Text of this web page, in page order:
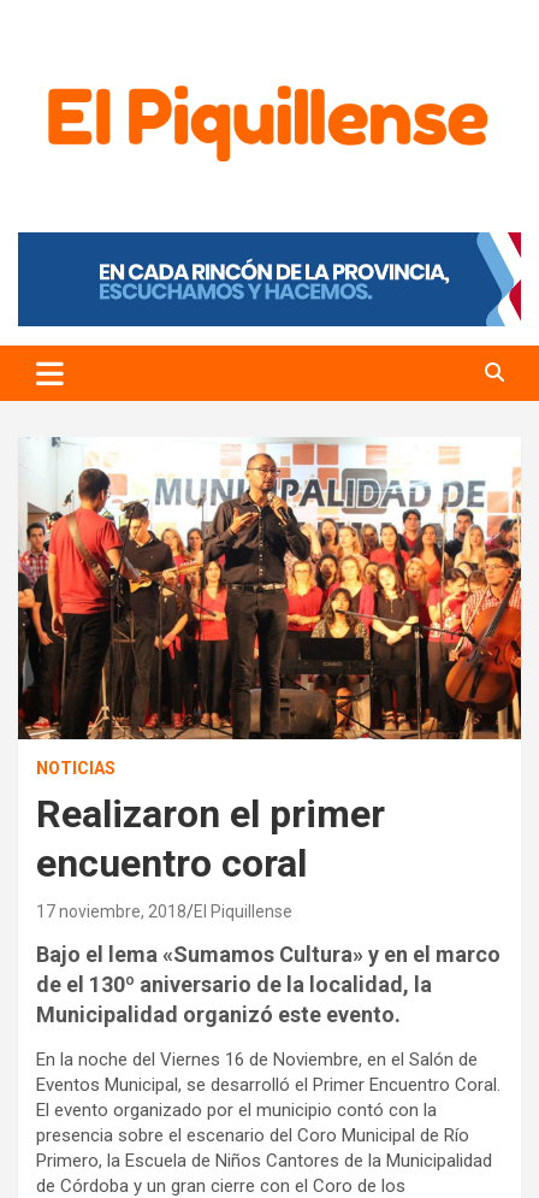
El Piquillense
NOTICIAS
Realizaron el primer
encuentro coral
17 noviembre, 2018 El Piquillense
Bajo el lema «Sumamos Cultura» y en el marco
de el 130º aniversario de la localidad, la
Municipalidad organizó este evento.
En la noche del Viernes 16 de Noviembre, en el Salón de
Eventos Municipal, se desarrolló el Primer Encuentro Coral.
El evento organizado por el municipio contó con la
presencia sobre el escenario del Coro Municipal de Río
Primero, la Escuela de Niños Cantores de la Municipalidad
de Córdoba y un gran cierre con el Coro de los